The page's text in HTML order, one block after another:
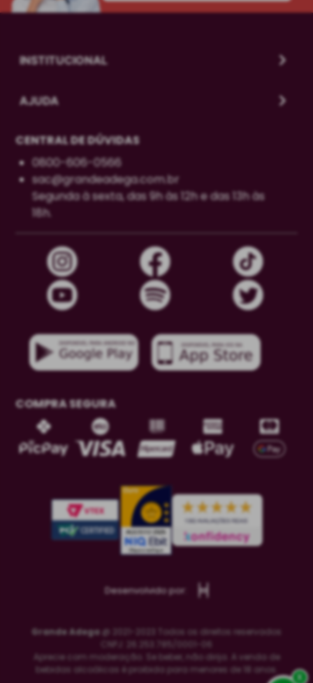
x
INSTITUCIONAL
AJUDA
CENTRAL DE DÚVIDAS
0800-606-0566
sac@grandeadega.com.br
Segunda à sexta, das 9h às 12h e das 13h às
18h.
COMPRA SEGURA
Desenvolvido por:
Grande Adega @ 2021-2023 Todos os direitos reservados
CNPJ: 26.253.785/0001-06
Aprecie com moderação. Se beber, não dirija. A venda de
bebidas alcoólicas é proibida para menores de 18 anos.